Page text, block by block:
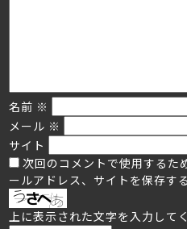
名前 ※
メール ※
サイト
次回のコメントで使用するた
ールアドレス、サイトを保存する
上に表示された文字を入力して